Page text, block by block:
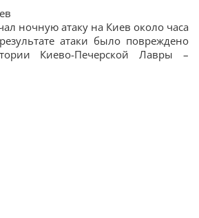
ночную атаку на Киев около часа
атаки было повреждено
Киево-Печерской Лавры –